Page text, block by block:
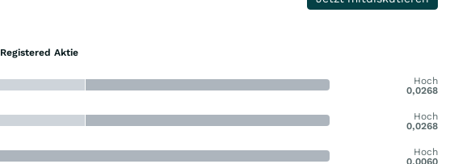
Aktie
Hoch
0,0268
Hoch
0,0268
Hoch
0,0060